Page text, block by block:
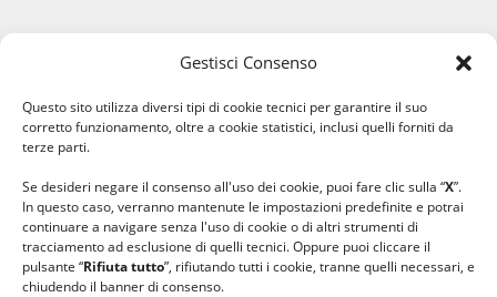
Gestisci Consenso
Questo sito utilizza diversi tipi di cookie tecnici per garantire il suo
corretto funzionamento, oltre a cookie statistici, inclusi quelli forniti da
terze parti.
Se desideri negare il consenso all'uso dei cookie, puoi fare clic sulla “X”.
In questo caso, verranno mantenute le impostazioni predefinite e potrai
continuare a navigare senza l'uso di cookie o di altri strumenti di
tracciamento ad esclusione di quelli tecnici. Oppure puoi cliccare il
pulsante “Rifiuta tutto”, rifiutando tutti i cookie, tranne quelli necessari, e
chiudendo il banner di consenso.
#lanaterapia
#ilcaloredellempatia